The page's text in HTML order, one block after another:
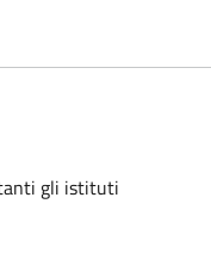
gli istituti